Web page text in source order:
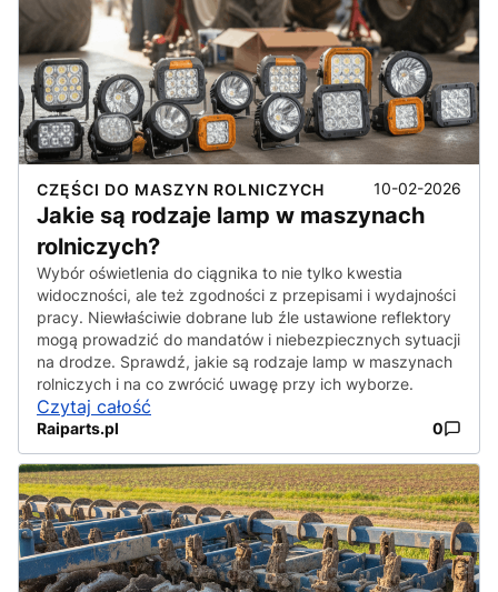
CZĘŚCI DO MASZYN ROLNICZYCH 10-02-2026
Jakie są rodzaje lamp w maszynach
rolniczych?
Wybór oświetlenia do ciągnika to nie tylko kwestia
widoczności, ale też zgodności z przepisami i wydajności
pracy. Niewłaściwie dobrane lub źle ustawione reflektory
mogą prowadzić do mandatów i niebezpiecznych sytuacji
na drodze. Sprawdź, jakie są rodzaje lamp w maszynach
rolniczych i na co zwrócić uwagę przy ich wyborze.
Czytaj całość
Raiparts.pl 0